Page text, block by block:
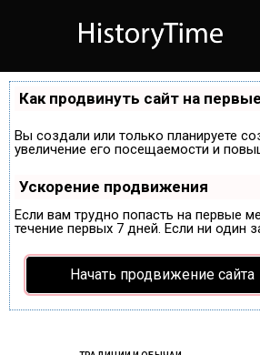
Как продвинуть сайт на
Вы создали или только планируете
увеличение его посещаемости и
Ускорение продвижения
Если вам трудно попасть на первые
течение первых 7 дней. Если ни один
Начать продвижение сайта